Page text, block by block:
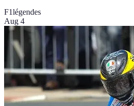
F1légendes
Aug 4